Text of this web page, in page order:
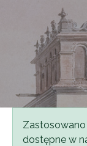
Komunikat
dostępne w